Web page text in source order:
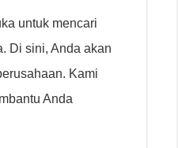
untuk mencari
Di sini, Anda akan
Kami
Anda